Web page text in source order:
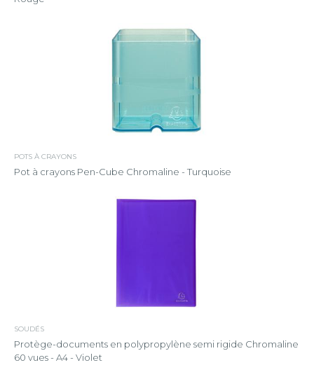
POTS À CRAYONS
Pot à crayons Pen-Cube Chromaline - Turquoise
SOUDÉS
Protège-documents en polypropylène semi rigide Chromaline
60 vues - A4 - Violet